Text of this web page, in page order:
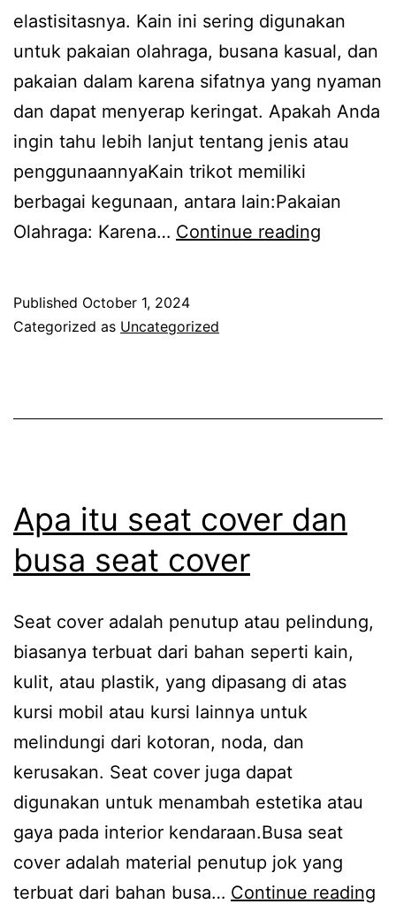
elastisitasnya. Kain ini sering digunakan
untuk pakaian olahraga, busana kasual, dan
pakaian dalam karena sifatnya yang nyaman
dan dapat menyerap keringat. Apakah Anda
ingin tahu lebih lanjut tentang jenis atau
penggunaannyaKain trikot memiliki
berbagai kegunaan, antara lain:Pakaian
Olahraga: Karena… Continue reading
Published October 1, 2024
Categorized as Uncategorized
Apa itu seat cover dan
busa seat cover
Seat cover adalah penutup atau pelindung,
biasanya terbuat dari bahan seperti kain,
kulit, atau plastik, yang dipasang di atas
kursi mobil atau kursi lainnya untuk
melindungi dari kotoran, noda, dan
kerusakan. Seat cover juga dapat
digunakan untuk menambah estetika atau
gaya pada interior kendaraan.Busa seat
cover adalah material penutup jok yang
terbuat dari bahan busa… Continue reading